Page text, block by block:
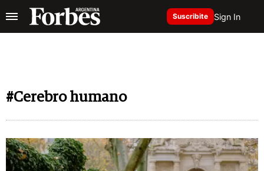
Suscribite Sign In
#Cerebro humano